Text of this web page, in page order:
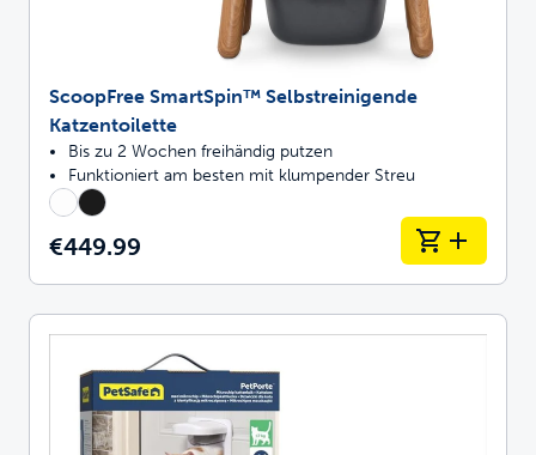
ScoopFree SmartSpin™ Selbstreinigende
Katzentoilette
Bis zu 2 Wochen freihändig putzen
Funktioniert am besten mit klumpender Streu
€449.99